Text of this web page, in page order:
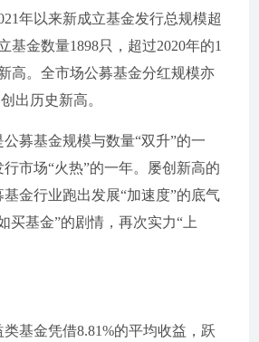
年以来新成立基金发行总规模超
基金数量1898只，超过2020年的1
高。全市场公募基金分红规模亦
出历史新高。
公募基金规模与数量“双升”的一
市场“火热”的一年。屡创新高的
金行业跑出发展“加速度”的底气
买基金”的剧情，再次实力“上
类基金凭借8.81%的平均收益，跃